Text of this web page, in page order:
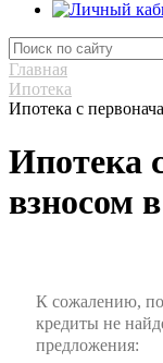
Главная
Ипотека
Ипотека с
Ипотека
взносом
К сожалению,
кредиты не
предложения: